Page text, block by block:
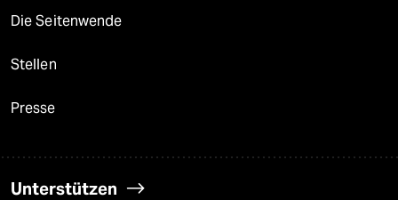
Die Seitenwende
Stellen
Presse
Unterstützen